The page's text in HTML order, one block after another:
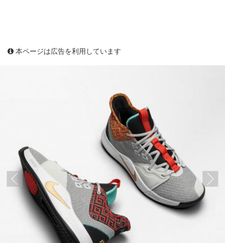
本ページは広告を利用しています